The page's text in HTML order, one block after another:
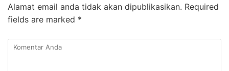
Alamat email anda tidak akan dipublikasikan. Required
fields are marked *